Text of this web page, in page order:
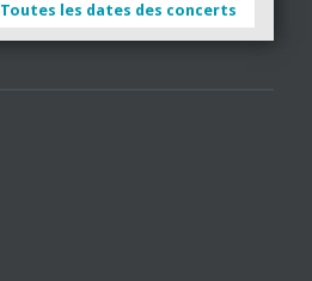
Toutes les dates des concerts